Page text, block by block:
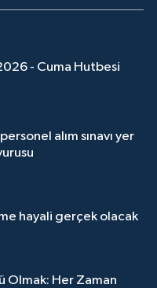
- Cuma Hutbesi
alım sınavı yer
hayali gerçek olacak
Olmak: Her Zaman